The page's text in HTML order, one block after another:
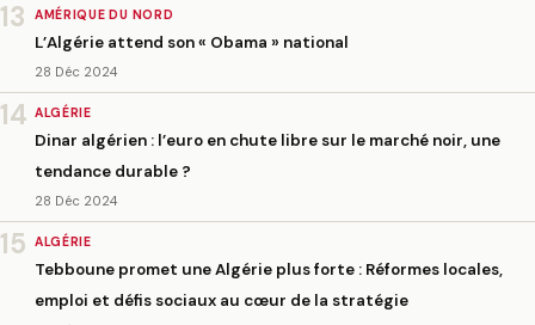
13 AMÉRIQUE DU NORD
L’Algérie attend son « Obama » national
28 Déc 2024
14 ALGÉRIE
Dinar algérien : l’euro en chute libre sur le marché noir, une
tendance durable ?
28 Déc 2024
15 ALGÉRIE
Tebboune promet une Algérie plus forte : Réformes locales,
emploi et défis sociaux au cœur de la stratégie